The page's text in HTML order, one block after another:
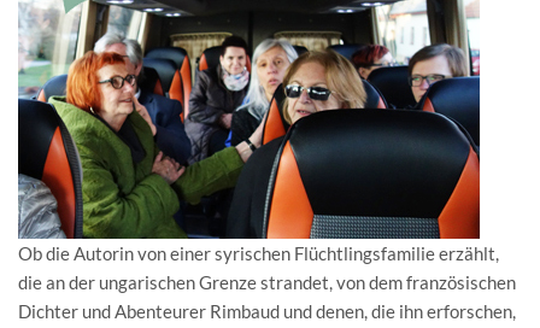
Ob die Autorin von einer syrischen Flüchtlingsfamilie erzählt,
die an der ungarischen Grenze strandet, von dem französischen
Dichter und Abenteurer Rimbaud und denen, die ihn erforschen,